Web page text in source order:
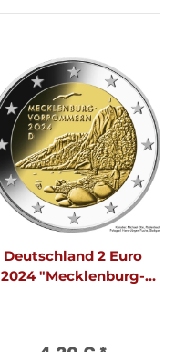
Deutschland 2 Euro
2024 "Mecklenburg-